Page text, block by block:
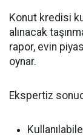
Konut kredisi
alınacak
rapor, evin
oynar.
Ekspertiz